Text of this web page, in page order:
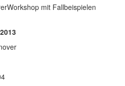
mit Fallbeispielen